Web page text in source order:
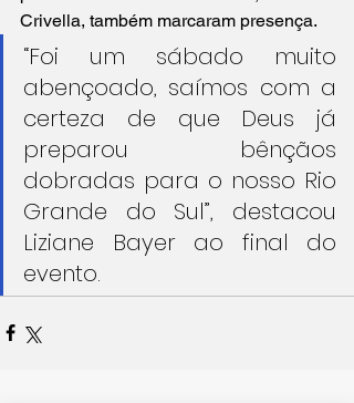
Crivella, também marcaram presença.
“Foi um sábado muito
abençoado, saímos com a
certeza de que Deus já
preparou bênçãos
dobradas para o nosso Rio
Grande do Sul”, destacou
Liziane Bayer ao final do
evento.